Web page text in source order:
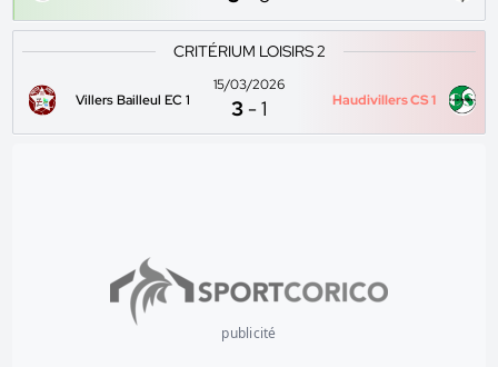
CRITÉRIUM LOISIRS 2
Villers Bailleul EC 1
15/03/2026
3 -1 Haudivillers CS 1
publicité